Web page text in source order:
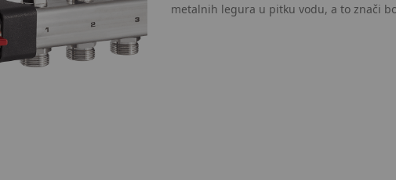
metalnih legura u pitku vodu, a to znači